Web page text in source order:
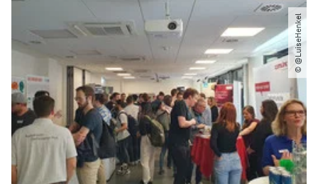
© @LuiseHenkel